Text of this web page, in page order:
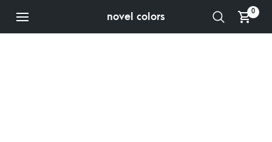
novel colors 0